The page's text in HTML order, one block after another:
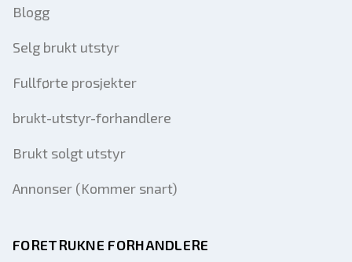
Blogg
Selg brukt utstyr
Fullførte prosjekter
brukt-utstyr-forhandlere
Brukt solgt utstyr
Annonser (Kommer snart)
FORETRUKNE FORHANDLERE